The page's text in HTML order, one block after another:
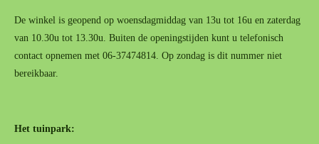
De winkel is geopend op woensdagmiddag van 13u tot 16u en zaterdag
van 10.30u tot 13.30u. Buiten de openingstijden kunt u telefonisch
contact opnemen met 06-37474814. Op zondag is dit nummer niet
bereikbaar.
Het tuinpark: